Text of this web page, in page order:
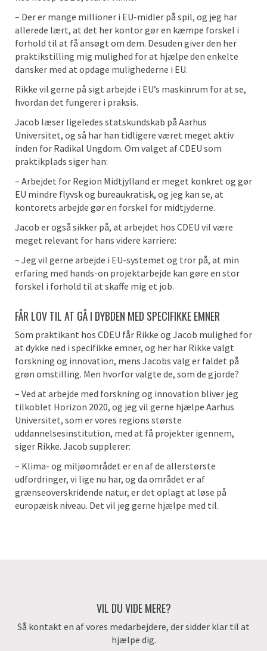
– Der er mange millioner i EU-midler på spil, og jeg har
allerede lært, at det her kontor gør en kæmpe forskel i
forhold til at få ansøgt om dem. Desuden giver den her
praktikstilling mig mulighed for at hjælpe den enkelte
dansker med at opdage mulighederne i EU.
Rikke vil gerne på sigt arbejde i EU’s maskinrum for at se,
hvordan det fungerer i praksis.
Jacob læser ligeledes statskundskab på Aarhus
Universitet, og så har han tidligere været meget aktiv
inden for Radikal Ungdom. Om valget af CDEU som
praktikplads siger han:
– Arbejdet for Region Midtjylland er meget konkret og gør
EU mindre flyvsk og bureaukratisk, og jeg kan se, at
kontorets arbejde gør en forskel for midtjyderne.
Jacob er også sikker på, at arbejdet hos CDEU vil være
meget relevant for hans videre karriere:
– Jeg vil gerne arbejde i EU-systemet og tror på, at min
erfaring med hands-on projektarbejde kan gøre en stor
forskel i forhold til at skaffe mig et job.
FÅR LOV TIL AT GÅ I DYBDEN MED SPECIFIKKE EMNER
Som praktikant hos CDEU får Rikke og Jacob mulighed for
at dykke ned i specifikke emner, og her har Rikke valgt
forskning og innovation, mens Jacobs valg er faldet på
grøn omstilling. Men hvorfor valgte de, som de gjorde?
– Ved at arbejde med forskning og innovation bliver jeg
tilkoblet Horizon 2020, og jeg vil gerne hjælpe Aarhus
Universitet, som er vores regions største
uddannelsesinstitution, med at få projekter igennem,
siger Rikke. Jacob supplerer:
– Klima- og miljøområdet er en af de allerstørste
udfordringer, vi lige nu har, og da området er af
grænseoverskridende natur, er det oplagt at løse på
europæisk niveau. Det vil jeg gerne hjælpe med til.
VIL DU VIDE MERE?
Så kontakt en af vores medarbejdere, der sidder klar til at
hjælpe dig.